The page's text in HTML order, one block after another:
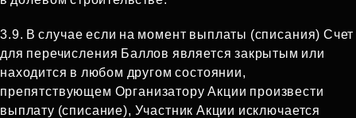
3.9. В случае если на момент выплаты (списания) Счет
для перечисления Баллов является закрытым или
находится в любом другом состоянии,
препятствующем Организатору Акции произвести
выплату (списание), Участник Акции исключается